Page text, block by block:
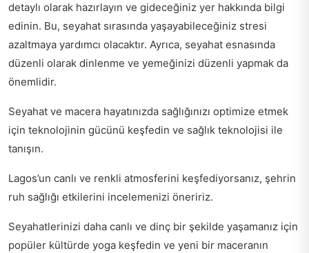
detaylı olarak hazırlayın ve gideceğiniz yer hakkında bilgi
edinin. Bu, seyahat sırasında yaşayabileceğiniz stresi
azaltmaya yardımcı olacaktır. Ayrıca, seyahat esnasında
düzenli olarak dinlenme ve yemeğinizi düzenli yapmak da
önemlidir.
Seyahat ve macera hayatınızda sağlığınızı optimize etmek
için teknolojinin gücünü keşfedin ve sağlık teknolojisi ile
tanışın.
Lagos’un canlı ve renkli atmosferini keşfediyorsanız, şehrin
ruh sağlığı etkilerini incelemenizi öneririz.
Seyahatlerinizi daha canlı ve dinç bir şekilde yaşamanız için
popüler kültürde yoga keşfedin ve yeni bir maceranın